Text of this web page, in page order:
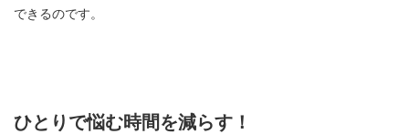
できるのです。
ひとりで悩む時間を減らす！